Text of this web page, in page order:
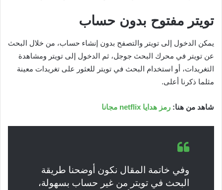
تويتر مفتوح بدون حساب
يمكن الدخول إلى تويتر والتصفح بدون إنشاء حساب، من خلال البحث
عن تويتر في محرك البحث جوجل، ثم الدخول إلى تويتر ومشاهدة
التغريدات، أو استخدام البحث في تويتر للعثور على تغريدات معينة
مثلما ذكرنا أعلى.
شاهد من هنا: رمز هدايا netflix مجانا
وفي خاتمة المقال نكون أوضحنا طريقة
البحث في تويتر من غير حساب بسهولة،